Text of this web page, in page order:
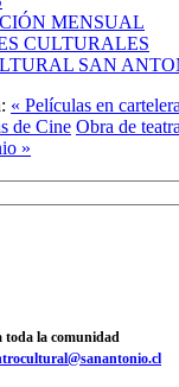
MENSUAL
CULTURALES
SAN
« Películas en
de Cine Obra de
»
toda la comunidad